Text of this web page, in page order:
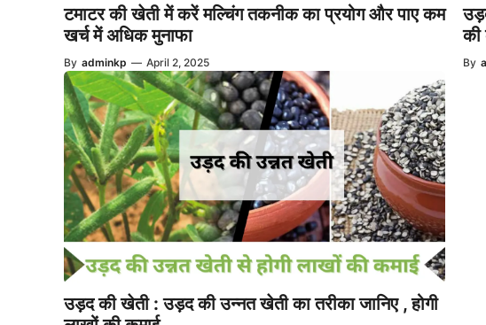
टमाटर की खेती में करें मल्चिंग तकनीक का प्रयोग और पाए कम
खर्च में अधिक मुनाफा
By adminkp — April 2, 2025
की
By
उड़द की खेती : उड़द की उन्नत खेती का तरीका जानिए , होगी